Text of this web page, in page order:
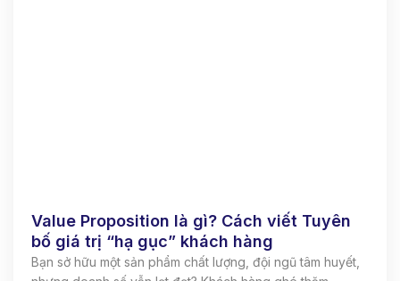
Value Proposition là gì? Cách viết Tuyên
bố giá trị “hạ gục” khách hàng
Bạn sở hữu một sản phẩm chất lượng, đội ngũ tâm huyết,